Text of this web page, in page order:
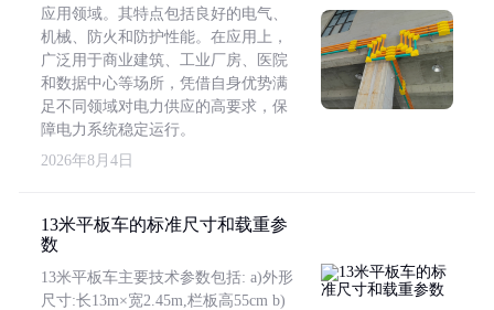
应用领域。其特点包括良好的电气、
机械、防火和防护性能。在应用上，
广泛用于商业建筑、工业厂房、医院
和数据中心等场所，凭借自身优势满
足不同领域对电力供应的高要求，保
障电力系统稳定运行。
2026年8月4日
13米平板车的标准尺寸和载重参
数
13米平板车主要技术参数包括: a)外形
尺寸:长13m×宽2.45m,栏板高55cm b)